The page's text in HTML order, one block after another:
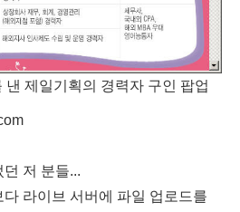
제일기획의 경력자 구인 팝업
저 분들...
라이브 서버에 파일 업로드를